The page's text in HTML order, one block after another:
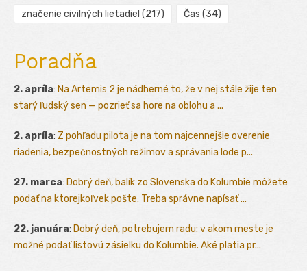
značenie civilných lietadiel (217) Čas (34)
Poradňa
2. apríla: Na Artemis 2 je nádherné to, že v nej stále žije ten
starý ľudský sen — pozrieť sa hore na oblohu a ...
2. apríla: Z pohľadu pilota je na tom najcennejšie overenie
riadenia, bezpečnostných režimov a správania lode p...
27. marca: Dobrý deň, balík zo Slovenska do Kolumbie môžete
podať na ktorejkoľvek pošte. Treba správne napísať ...
22. januára: Dobrý deň, potrebujem radu: v akom meste je
možné podať listovú zásielku do Kolumbie. Aké platia pr...